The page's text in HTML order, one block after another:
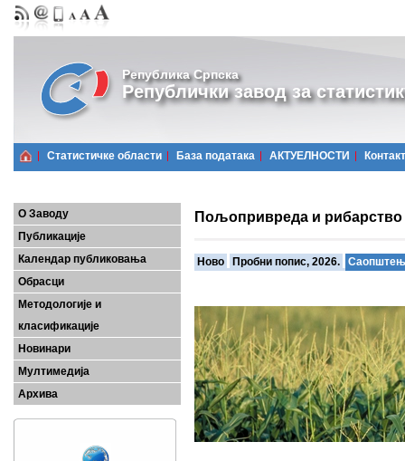
Република Српска
Републички завод за
Статистичке области Базa података АКТУЕЛНОСТИ Контакт
О Заводу
Публикације
Календар публиковања
Обрасци
Методологије и
класификације
Новинари
Мултимедија
Архива
Пољопривреда и рибарство
Ново Пробни попис, 2026.